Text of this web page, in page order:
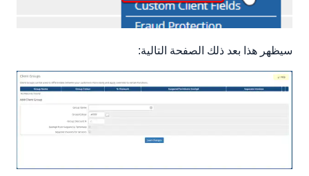
سيظهر هذا بعد ذلك الصفحة التالية: